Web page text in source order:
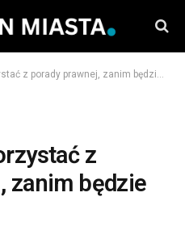
porady prawnej, zanim będzie za późno?
z
zanim będzie